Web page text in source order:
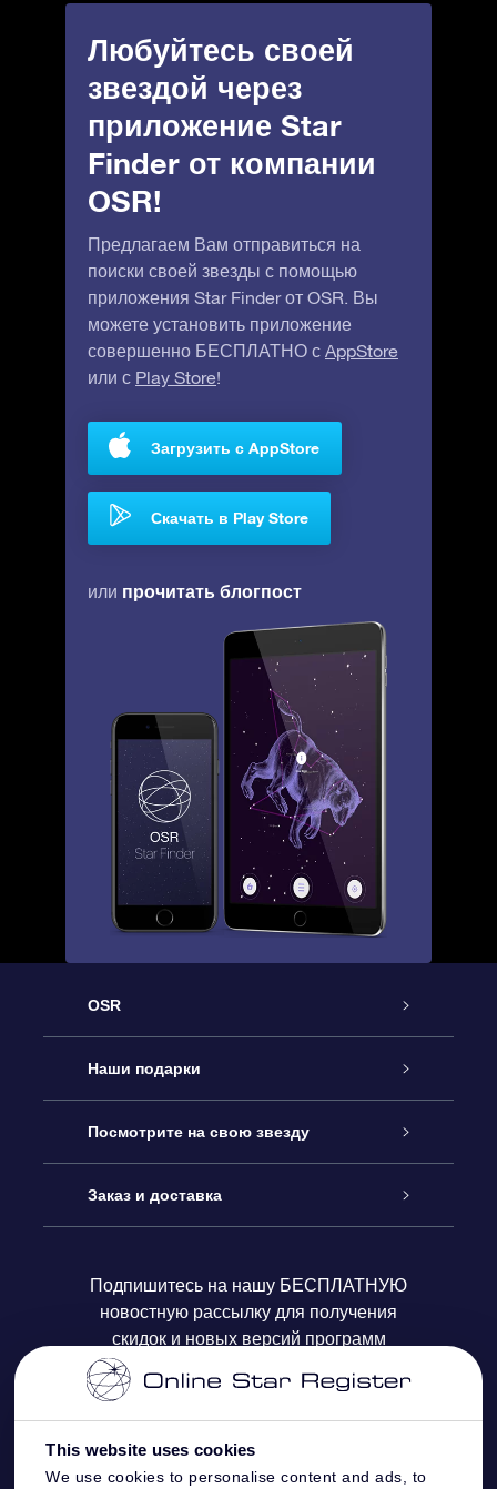
This website uses cookies
We use cookies to personalise content and ads, to
Любуйтесь своей
звездой через
приложение Star
Finder от компании
OSR!
Предлагаем Вам отправиться на
поиски своей звезды с помощью
приложения Star Finder от OSR. Вы
можете установить приложение
совершенно БЕСПЛАТНО с AppStore
или с Play Store!
Загрузить с AppStore
Скачать в Play Store
или прочитать блогпост
OSR
Обслуживание
Как с нами связаться
Блог
Отзывы
Наши подарки
Онлайн подарок Online Star Gift
Подарочный набор OSR
Подарочная карта OSR
Корпоративные подарки
Посмотрите на свою звезду
Звездный реестр
Персонализированная страница Star Page
One Million Stars
OSR Starsaver
Заказ и доставка
Платежная информация
Информация по доставке
Политика возврата
Подпишитесь на нашу БЕСПЛАТНУЮ
новостную рассылку для получения
скидок и новых версий программ